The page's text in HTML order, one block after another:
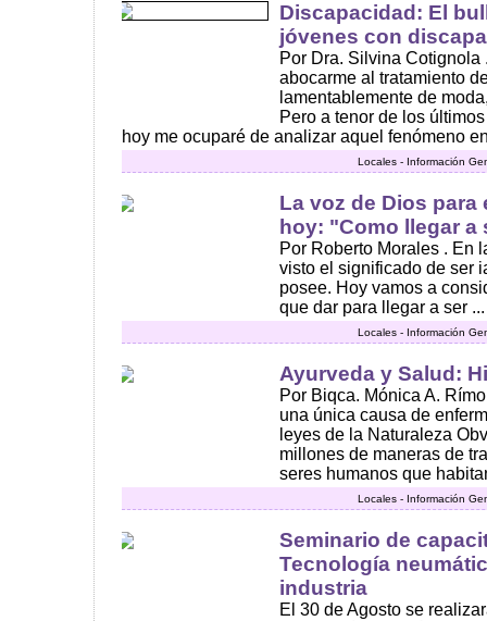
Discapacidad: El
jóvenes con
Por Dra. Silvina
abocarme al tratamiento
lamentablemente de
Pero a tenor de los
hoy me ocuparé de analizar aquel fenómeno
Locales - Información
La voz de Dios para
hoy: "Como llegar
Por Roberto Morales . En
visto el significado de ser
posee. Hoy vamos a
que dar para llegar a ser ...
Locales - Información
Ayurveda y Salud:
Por Biqca. Mónica A.
una única causa de
leyes de la Naturaleza
millones de maneras de
seres humanos que
Locales - Información
Seminario de
Tecnología
industria
El 30 de Agosto se